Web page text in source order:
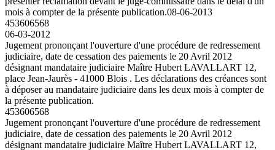
mois à compter de la présente publication.08-06-2013
453606568
06-03-2012
Jugement prononçant l'ouverture d'une procédure de redressement
judiciaire, date de cessation des paiements le 20 Avril 2012
désignant mandataire judiciaire Maître Hubert LAVALLART 12,
place Jean-Jaurès - 41000 Blois . Les déclarations des créances sont
à déposer au mandataire judiciaire dans les deux mois à compter de
la présente publication.
453606568
Jugement prononçant l'ouverture d'une procédure de redressement
judiciaire, date de cessation des paiements le 20 Avril 2012
désignant mandataire judiciaire Maître Hubert LAVALLART 12,